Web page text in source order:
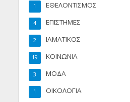
ΕΘΕΛΟΝΤΙΣΜΟΣ
1
ΕΠΙΣΤΗΜΕΣ
4
ΙΑΜΑΤΙΚΟΣ
2
ΚΟΙΝΩΝΙΑ
19
ΜΟΔΑ
3
ΟΙΚΟΛΟΓΙΑ
1